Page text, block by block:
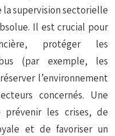
supervision sectorielle
Il est crucial pour
protéger les
(par exemple, les
l’environnement
concernés. Une
prévenir les crises, de
et de favoriser un